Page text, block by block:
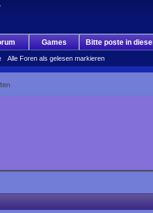
Alle Foren als gelesen markieren
Games Bitte poste in